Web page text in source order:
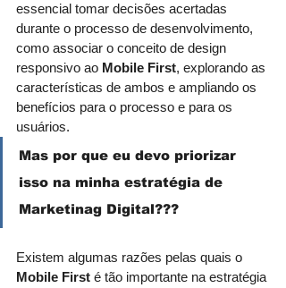
essencial tomar decisões acertadas
durante o processo de desenvolvimento,
como associar o conceito de design
responsivo ao Mobile First, explorando as
características de ambos e ampliando os
benefícios para o processo e para os
usuários.
Mas por que eu devo priorizar
isso na minha estratégia de
Marketinag Digital???
Existem algumas razões pelas quais o
Mobile First é tão importante na estratégia